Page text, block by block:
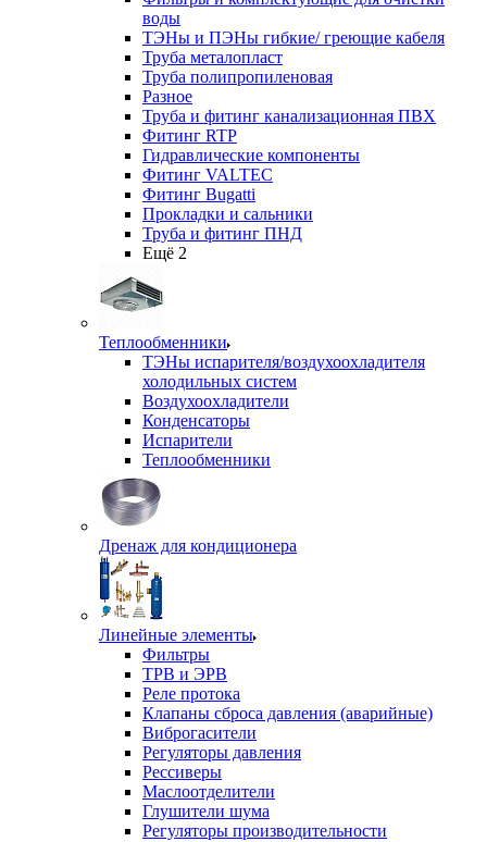
воды
ТЭНы и ПЭНы гибкие/ греющие кабеля
Труба металопласт
Труба полипропиленовая
Разное
Труба и фитинг канализационная ПВХ
Фитинг RTP
Гидравлические компоненты
Фитинг VALTEC
Фитинг Bugatti
Прокладки и сальники
Труба и фитинг ПНД
Ещё 2
Теплообменники
ТЭНы испарителя/воздухоохладителя
холодильных систем
Воздухоохладители
Конденсаторы
Испарители
Теплообменники
Дренаж для кондиционера
Линейные элементы
Фильтры
ТРВ и ЭРВ
Реле протока
Клапаны сброса давления (аварийные)
Виброгасители
Регуляторы давления
Рессиверы
Маслоотделители
Глушители шума
Регуляторы производительности